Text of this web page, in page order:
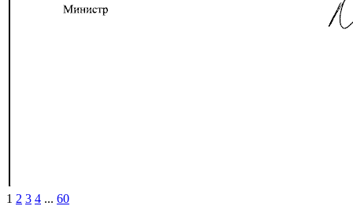
1 2 3 4 ... 60